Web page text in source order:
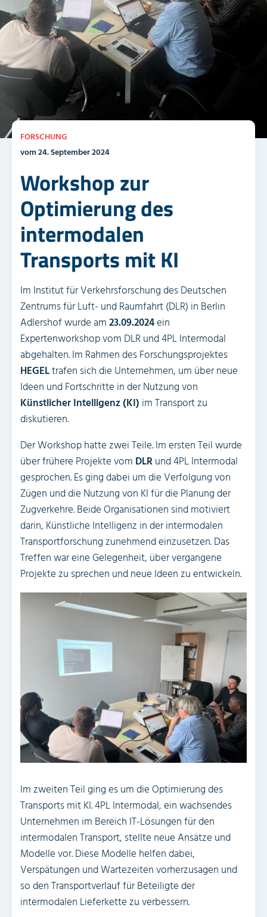
FORSCHUNG
vom 24. September 2024
Workshop zur
Optimierung des
intermodalen
Transports mit KI
Im Institut für Verkehrsforschung des Deutschen
Zentrums für Luft- und Raumfahrt (DLR) in Berlin
Adlershof wurde am23.09.2024ein
Expertenworkshop vom DLR und 4PL Intermodal
abgehalten. Im Rahmen des Forschungsprojektes
HEGELtrafen sich die Unternehmen, um über neue
Ideen und Fortschritte in der Nutzung von
Künstlicher Intelligenz (KI) im Transport zu
diskutieren.
Der Workshop hatte zwei Teile. Im ersten Teil wurde
über frühere Projekte vom DLRund 4PL Intermodal
gesprochen. Es ging dabei um die Verfolgung von
Zügen und die Nutzung von KI für die Planung der
Zugverkehre. Beide Organisationen sind motiviert
darin, Künstliche Intelligenz in der intermodalen
Transportforschung zunehmend einzusetzen. Das
Treffen war eine Gelegenheit, über vergangene
Projekte zu sprechen und neue Ideen zu entwickeln.
Im zweiten Teil ging es um die Optimierung des
Transports mit KI. 4PL Intermodal, ein wachsendes
Unternehmen im Bereich IT-Lösungen für den
intermodalen Transport, stellte neue Ansätze und
Modelle vor. Diese Modelle helfen dabei,
Verspätungen und Wartezeiten vorherzusagen und
so den Transportverlauf für Beteiligte der
intermodalen Lieferkette zu verbessern.